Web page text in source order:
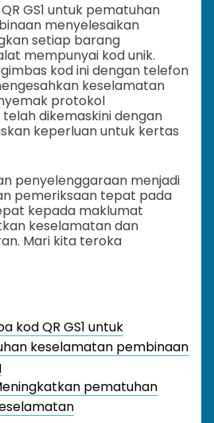
GS1 untuk pematuhan
menyelesaikan
setiap barang
mempunyai kod unik.
kod ini dengan telefon
keselamatan
protokol
dikemaskini dengan
keperluan untuk kertas
penyelenggaraan menjadi
pemeriksaan tepat pada
kepada maklumat
keselamatan dan
Mari kita teroka
kod QR GS1 untuk
keselamatan pembinaan
pematuhan